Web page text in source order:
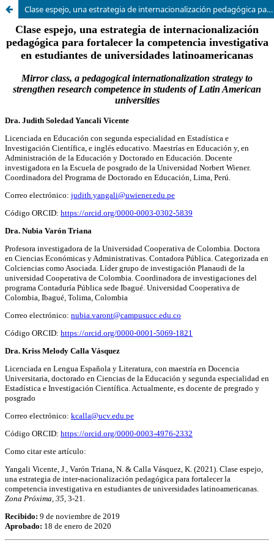
Clase espejo, una estrategia de internacionalización pedagógica para fortalecer la competencia investigativa en estudiantes de universidades latinoamericanas